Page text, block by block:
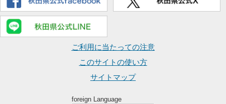
ご利用に当たっての注意
このサイトの使い方
サイトマップ
foreign Language